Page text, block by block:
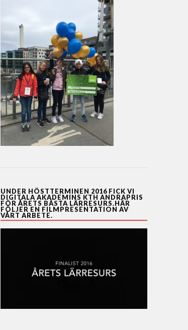
UNDER HÖSTTERMINEN 2016 FICK VI
DIGITALA AKADEMINS KTH ANDRAPRIS
FÖR ÅRETS BÄSTA LÄRRESURS.HÄR
FÖLJER EN FILMPRESENTATION AV
VÅRT ARBETE.